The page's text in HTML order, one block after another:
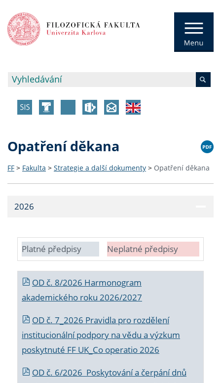
Opatření děkana
FF > Fakulta > Strategie a další dokumenty > Opatření děkana
2026
Platné předpisy Neplatné předpisy
OD č. 8/2026 Harmonogram
akademického roku 2026/2027
OD č. 7_2026 Pravidla pro rozdělení
institucionální podpory na vědu a výzkum
poskytnuté FF UK_Co operatio 2026
OD č. 6/2026 Poskytování a čerpání dnů